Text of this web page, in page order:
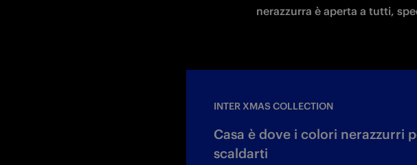
nerazzurra è aperta a tutti,
INTER XMAS COLLECTION
Casa è dove i colori nerazzurri
scaldarti